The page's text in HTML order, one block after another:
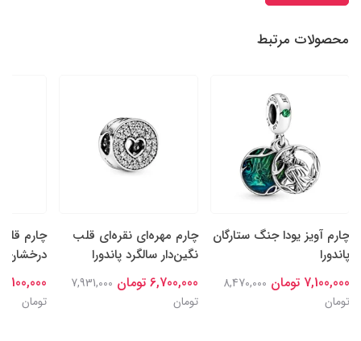
محصولات مرتبط
چارم آویز یودا جنگ ستارگان
پاندورا
7,100,000 تومان
8,470,000
تومان
چارم مهره‌ای نقره‌ای قلب
نگین‌دار سالگرد پاندورا
6,700,000 تومان
7,931,000
تومان
چارم
درخشان
7,100,000 تومان
تومان